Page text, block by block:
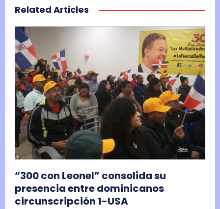
Related Articles
“300 con Leonel” consolida su
presencia entre dominicanos
circunscripción 1-USA